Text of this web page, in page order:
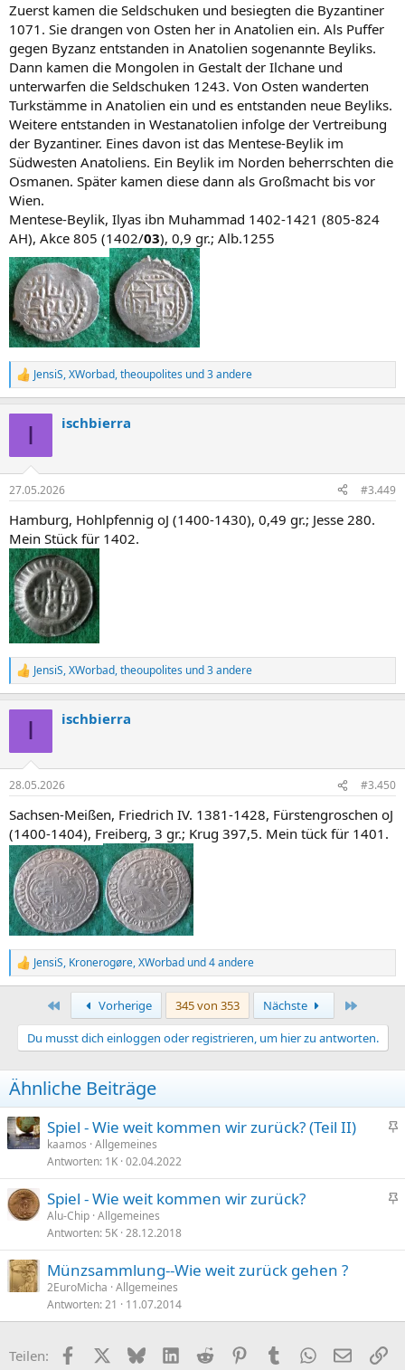
:
Zuerst kamen die Seldschuken und besiegten die Byzantiner
1071. Sie drangen von Osten her in Anatolien ein. Als Puffer
gegen Byzanz entstanden in Anatolien sogenannte Beyliks.
Dann kamen die Mongolen in Gestalt der Ilchane und
unterwarfen die Seldschuken 1243. Von Osten wanderten
Turkstämme in Anatolien ein und es entstanden neue Beyliks.
Weitere entstanden in Westanatolien infolge der Vertreibung
der Byzantiner. Eines davon ist das Mentese-Beylik im
Südwesten Anatoliens. Ein Beylik im Norden beherrschten die
Osmanen. Später kamen diese dann als Großmacht bis vor
Wien.
Mentese-Beylik, Ilyas ibn Muhammad 1402-1421 (805-824
AH), Akce 805 (1402/03), 0,9 gr.; Alb.1255
R
e
e
:
JensiS,XWorbad,theoupolites und 3 andere
I ischbierra
27.05.2026 #3.449
Hamburg, Hohlpfennig oJ (1400-1430), 0,49 gr.; Jesse 280.
Mein Stück für 1402.
R
e
e
:
JensiS,XWorbad,theoupolites und 3 andere
I ischbierra
28.05.2026 #3.450
Sachsen-Meißen, Friedrich IV. 1381-1428, Fürstengroschen oJ
(1400-1404), Freiberg, 3 gr.; Krug 397,5. Mein tück für 1401.
R
e
t
o
n
e
n
:
JensiS, Kronerogøre,XWorbad und 4 andere
Erste Vorherige 345 von 353 Nächste
Du musst dich einloggen oder registrieren, um hier zu antworten.
Ähnliche Beiträge
A
e
p
Spiel - Wie weit kommen wir zurück? (Teil II)
kaamos Allgemeines
Antworten 1K 02.04.2022
A
e
Spiel - Wie weit kommen wir zurück?
Alu-Chip Allgemeines
Antworten 5K 28.12.2018
Münzsammlung--Wie weit zurück gehen ?
2EuroMicha Allgemeines
Antworten 21 11.07.2014
Teilen: FacebookX (Twitter)
BlueskyLinkedIn
Reddit PinterestTumblr WhatsApp
E-Mail